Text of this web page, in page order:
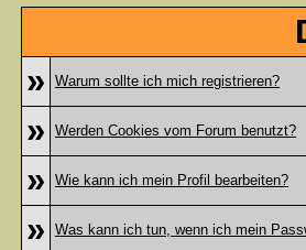
»
Warum sollte ich mich registrieren?
» Werden Cookies vom Forum benutzt?
» Wie kann ich mein Profil bearbeiten?
» Was kann ich tun, wenn ich mein